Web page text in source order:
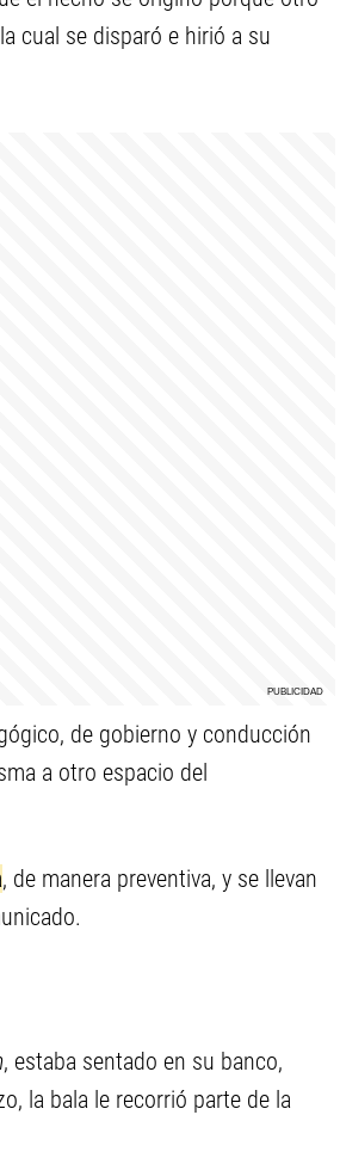
cual se disparó e hirió a su
de gobierno y conducción
a otro espacio del
, de manera preventiva, y se llevan
, estaba sentado en su banco,
la bala le recorrió parte de la